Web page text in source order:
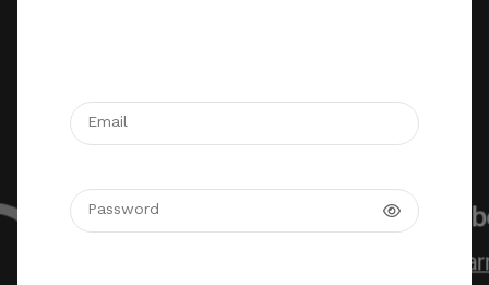
Email
Password
Mostra